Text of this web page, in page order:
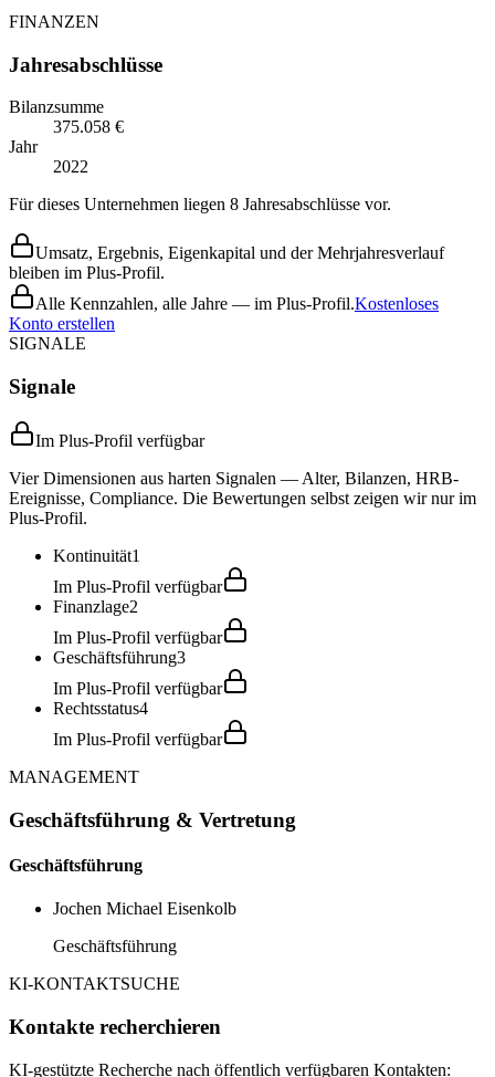
FINANZEN
Jahresabschlüsse
Bilanzsumme
375.058 €
Jahr
2022
Für dieses Unternehmen liegen 8 Jahresabschlüsse vor.
Umsatz, Ergebnis, Eigenkapital und der Mehrjahresverlauf
bleiben im Plus-Profil.
Alle Kennzahlen, alle Jahre — im Plus-Profil.Kostenloses
Konto erstellen
SIGNALE
Signale
Im Plus-Profil verfügbar
Vier Dimensionen aus harten Signalen — Alter, Bilanzen, HRB-
Ereignisse, Compliance. Die Bewertungen selbst zeigen wir nur im
Plus-Profil.
Kontinuität1
Im Plus-Profil verfügbar
Finanzlage2
Im Plus-Profil verfügbar
Geschäftsführung3
Im Plus-Profil verfügbar
Rechtsstatus4
Im Plus-Profil verfügbar
MANAGEMENT
Geschäftsführung & Vertretung
Geschäftsführung
Jochen Michael Eisenkolb
Geschäftsführung
KI-KONTAKTSUCHE
Kontakte recherchieren
KI-gestützte Recherche nach öffentlich verfügbaren Kontakten: